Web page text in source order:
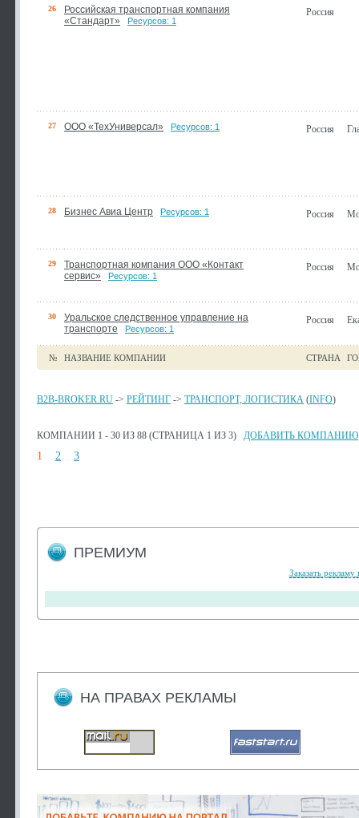
26
Российская транспортная компания
«Стандарт»
Ресурсов: 1
Россия
27 ООО «ТехУниверсал» Ресурсов: 1 Россия
28 Бизнес Авиа Центр Ресурсов: 1 Россия
29
Транспортная компания ООО «Контакт
сервис»
Ресурсов: 1
Россия
30
Уральское следственное управление на
транспорте
Ресурсов: 1
Россия
№ НАЗВАНИЕ КОМПАНИИ СТРАНА
B2B-BROKER.RU -> РЕЙТИНГ -> ТРАНСПОРТ, ЛОГИСТИКА (INFO)
КОМПАНИИ 1 - 30 ИЗ 88 (СТРАНИЦА 1 ИЗ 3) ДОБАВИТЬ КОМПАНИЮ
1 2 3
ПРЕМИУМ
Заказать рекламу
НА ПРАВАХ РЕКЛАМЫ